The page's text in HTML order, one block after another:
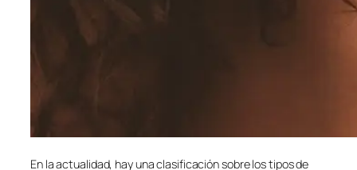
En la actualidad, hay una clasificación sobre los tipos de